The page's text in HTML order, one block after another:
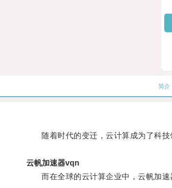
简介
随着时代的变迁，云计算成为了科技
云帆加速器vqn
而在全球的云计算企业中，云帆加速